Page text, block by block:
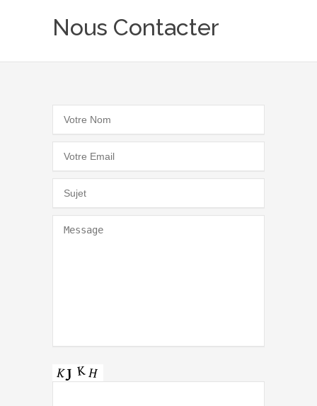
Nous Contacter